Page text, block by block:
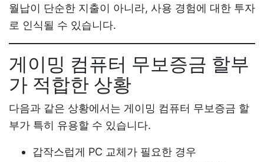
월납이 단순한 지출이 아니라, 사용 경험에 대한 투자
로 인식될 수 있습니다.
게이밍 컴퓨터 무보증금 할부
가 적합한 상황
다음과 같은 상황에서는 게이밍 컴퓨터 무보증금 할
부가 특히 유용할 수 있습니다.
갑작스럽게 PC 교체가 필요한 경우